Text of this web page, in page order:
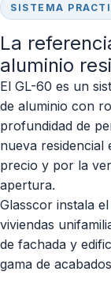
SISTEMA
La
aluminio
El GL-60 es un
de aluminio con
profundidad de
nueva residencial
precio y por la
apertura.
Glasscor instala
viviendas
de fachada y
gama de